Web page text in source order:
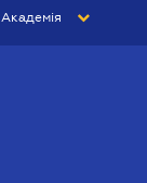
Академія